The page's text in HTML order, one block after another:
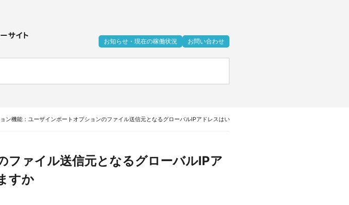
お知らせ・現在の稼働状況 お問い合わせ
ン機能：ユーザインポートオプションのファイル送信元となるグローバルIPアドレスはいくつまで指定できますか
ファイル送信元となるグローバルIPア
すか